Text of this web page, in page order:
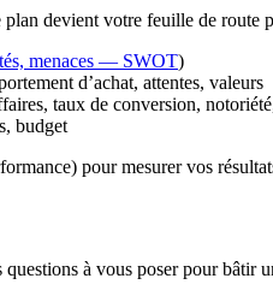
devient votre feuille de
menaces — SWOT)
d’achat, attentes, valeurs
taux de conversion,
budget
pour mesurer vos
à vous poser pour bâtir